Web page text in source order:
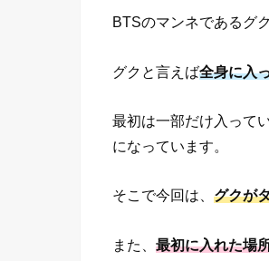
BTSのマンネであるグク
グクと言えば全身に入
最初は一部だけ入って
になっています。
そこで今回は、 グクが
また、 最初に入れた場